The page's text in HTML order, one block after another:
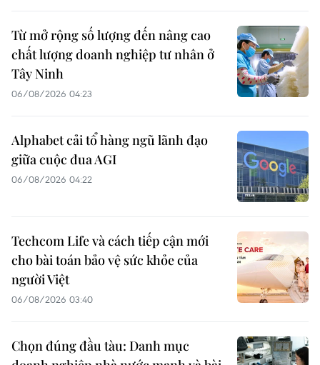
Từ mở rộng số lượng đến nâng cao
chất lượng doanh nghiệp tư nhân ở
Tây Ninh
06/08/2026 04:23
Alphabet cải tổ hàng ngũ lãnh đạo
giữa cuộc đua AGI
06/08/2026 04:22
Techcom Life và cách tiếp cận mới
cho bài toán bảo vệ sức khỏe của
người Việt
06/08/2026 03:40
Chọn đúng đầu tàu: Danh mục